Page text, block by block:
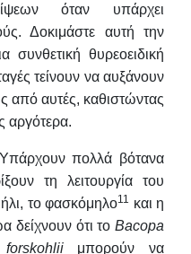
όταν υπάρχει
Δοκιμάστε αυτή την
συνθετική θυρεοειδική
τείνουν να αυξάνουν
από αυτές, καθιστώντας
αργότερα.
πολλά βότανα
τη λειτουργία του
το φασκόμηλο11
και η
δείχνουν ότι το Bacopa
μπορούν να